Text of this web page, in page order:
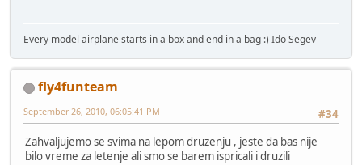
Every model airplane starts in a box and end in a bag :) Ido Segev
fly4funteam
#34
September 26, 2010, 06:05:41 PM
Zahvaljujemo se svima na lepom druzenju , jeste da bas nije
bilo vreme za letenje ali smo se barem ispricali i druzili